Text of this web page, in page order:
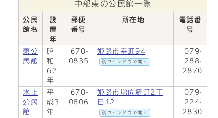
中部東の公民館一覧
公民
館名
設
置
年
郵便
番号
所在地
電話番
号
東公
民館
昭
和
62
年
670-
0835
姫路市幸町94
別ウィンドウで開く
079-
288-
2870
水上
公民
館
平
成3
年
670-
0806
姫路市増位新町2丁
目12
別ウィンドウで開く
079-
224-
2830